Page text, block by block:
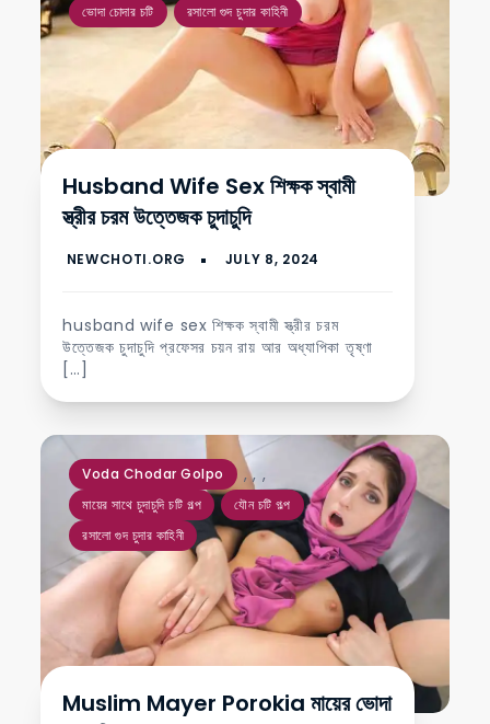
ভোদা চোদার চটি রসালো গুদ চুদার কাহিনী
Husband Wife Sex শিক্ষক স্বামী
স্ত্রীর চরম উত্তেজক চুদাচুদি
husband wife sex শিক্ষক স্বামী স্ত্রীর চরম
উত্তেজক চুদাচুদি প্রফেসর চয়ন রায় আর অধ্যাপিকা তৃষ্ণা
[…]
Voda Chodar Golpo ,
মায়ের সাথে চুদাচুদি চটি গল্প
,
যৌন চটি গল্প
,
রসালো গুদ চুদার কাহিনী
Muslim Mayer Porokia মায়ের ভোদা